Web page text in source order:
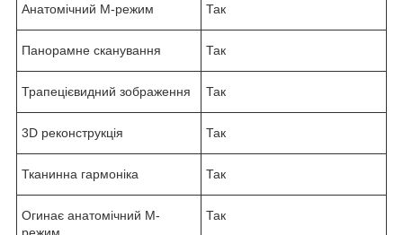
Анатомічний М-режим Так
Панорамне сканування Так
Трапецієвидний зображення Так
3D реконструкція Так
Тканинна гармоніка Так
Огинає анатомічний М-
режим
Так